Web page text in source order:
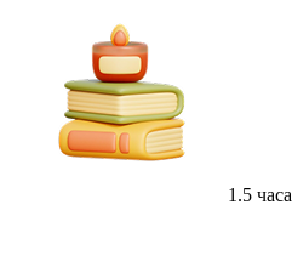
1.5 часа